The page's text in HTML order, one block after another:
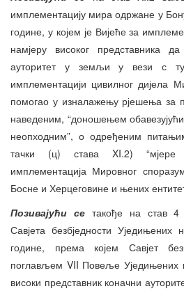
имплементацију мира одржане у
године, у којем је Вијеће за
намјеру високог представника
ауторитет у земљи у вези с
имплементацији цивилног дијела
помогао у изналажењу рјешења за
наведеним, “доношењем
неопходним”, о одређеним
тачки (ц) става XI.2) “мјере
имплементација Мировног
Босне и Херцеговине и њених
Позивајући сетакође на став 4
Савјета безбједности
године, према којем Савјет
поглављем VII Повеље
високи представник коначни